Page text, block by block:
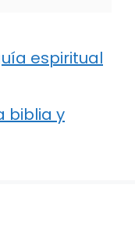
espiritual
biblia y